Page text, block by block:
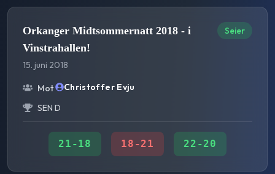
Orkanger Midtsommernatt 2018 - i
Vinstrahallen!
15. juni 2018
Seier
Mot
Christoffer Evju
SEN D
21 -18 18 -21 22 -20